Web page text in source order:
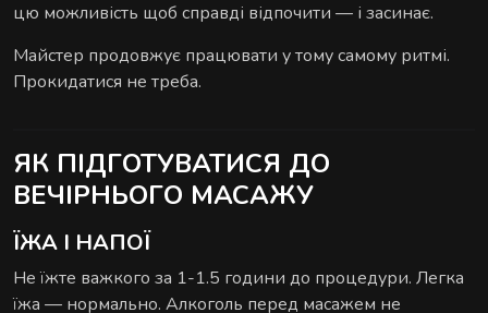
цю можливість щоб справді відпочити — і засинає.
Майстер продовжує працювати у тому самому ритмі.
Прокидатися не треба.
ЯК ПІДГОТУВАТИСЯ ДО
ВЕЧІРНЬОГО МАСАЖУ
ЇЖА І НАПОЇ
Не їжте важкого за 1-1.5 години до процедури. Легка
їжа — нормально. Алкоголь перед масажем не